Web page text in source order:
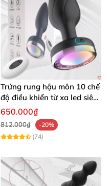
Trứng rung hậu môn 10 chế
độ điều khiển từ xa led siêu
sướng
650.000₫
812.000₫
-20%
(74)